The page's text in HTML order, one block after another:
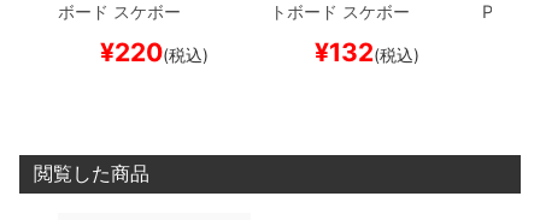
ボード スケボー
¥220(税込)
トボード スケボー
¥132(税込)
PIVOT
閲覧した商品